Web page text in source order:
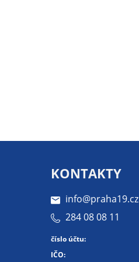
KONTAKTY
info@praha19.cz
284 08 08 11
číslo účtu:
IČO: